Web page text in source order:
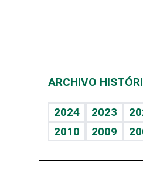
ARCHIVO
2024 2023
2010
2009